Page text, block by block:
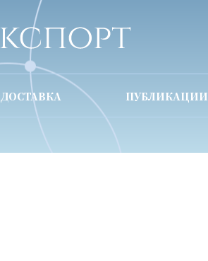
ДОСТАВКА ПУБЛИКАЦИИ